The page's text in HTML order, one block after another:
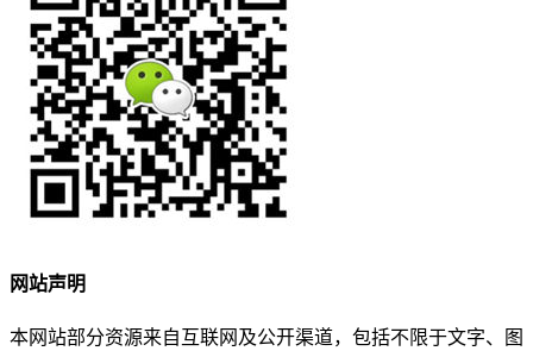
网站声明
本网站部分资源来自互联网及公开渠道，包括不限于文字、图